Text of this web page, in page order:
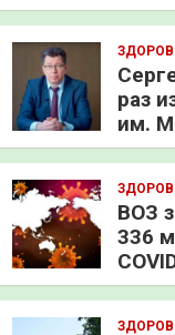
раз
им.
ВОЗ
336